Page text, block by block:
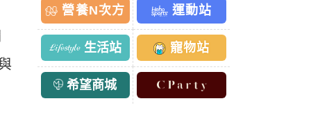
營養N次方 運動站
生活站 寵物站
希望商城